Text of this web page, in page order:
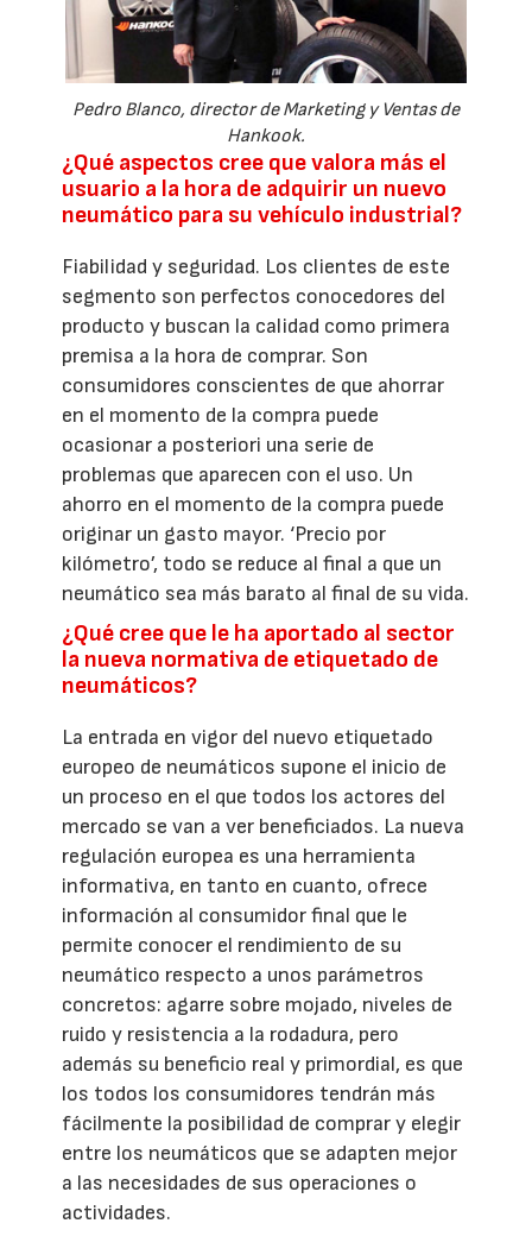
Pedro Blanco, director de Marketing y Ventas de
Hankook.
¿Qué aspectos cree que valora más el
usuario a la hora de adquirir un nuevo
neumático para su vehículo industrial?
Fiabilidad y seguridad. Los clientes de este
segmento son perfectos conocedores del
producto y buscan la calidad como primera
premisa a la hora de comprar. Son
consumidores conscientes de que ahorrar
en el momento de la compra puede
ocasionar a posteriori una serie de
problemas que aparecen con el uso. Un
ahorro en el momento de la compra puede
originar un gasto mayor. ‘Precio por
kilómetro’, todo se reduce al final a que un
neumático sea más barato al final de su vida.
¿Qué cree que le ha aportado al sector
la nueva normativa de etiquetado de
neumáticos?
La entrada en vigor del nuevo etiquetado
europeo de neumáticos supone el inicio de
un proceso en el que todos los actores del
mercado se van a ver beneficiados. La nueva
regulación europea es una herramienta
informativa, en tanto en cuanto, ofrece
información al consumidor final que le
permite conocer el rendimiento de su
neumático respecto a unos parámetros
concretos: agarre sobre mojado, niveles de
ruido y resistencia a la rodadura, pero
además su beneficio real y primordial, es que
los todos los consumidores tendrán más
fácilmente la posibilidad de comprar y elegir
entre los neumáticos que se adapten mejor
a las necesidades de sus operaciones o
actividades.